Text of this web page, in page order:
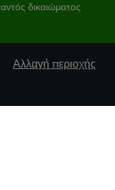
δικαιώματος
Αλλαγή περιοχής